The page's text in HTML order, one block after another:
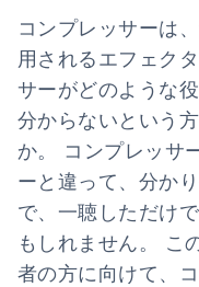
コンプレッサーは
用されるエフェク
サーがどのような
分からないという
か。 コンプレッサ
ーと違って、分か
で、一聴しただけ
もしれません。 こ
者の方に向けて、